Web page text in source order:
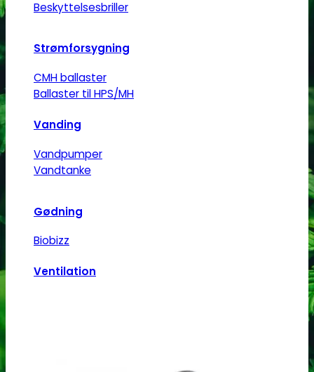
Beskyttelsesbriller
Strømforsygning
CMH ballaster
Ballaster til HPS/MH
Vanding
Vandpumper
Vandtanke
Gødning
Biobizz
Ventilation